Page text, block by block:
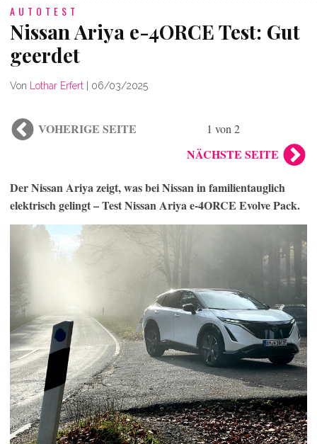
AUTOTEST
Nissan Ariya e-4ORCE Test: Gut
geerdet
Von Lothar Erfert | 06/03/2025
VOHERIGE SEITE 1 von 2
NÄCHSTE SEITE
Der Nissan Ariya zeigt, was bei Nissan in familientauglich
elektrisch gelingt – Test Nissan Ariya e-4ORCE Evolve Pack.